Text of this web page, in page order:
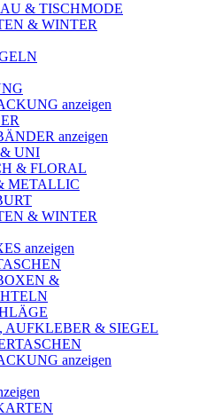
& TISCHMODE
& WINTER
anzeigen
anzeigen
UNI
& FLORAL
METALLIC
& WINTER
anzeigen
&
AUFKLEBER & SIEGEL
anzeigen